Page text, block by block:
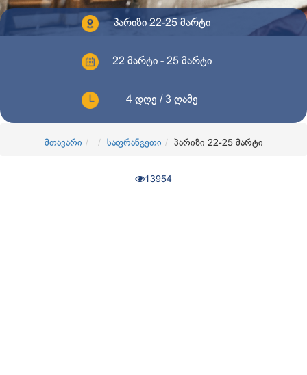
პარიზი 22-25 მარტი
22 მარტი - 25 მარტი
4 დღე / 3 ღამე
მთავარი საფრანგეთი პარიზი 22-25 მარტი
13954